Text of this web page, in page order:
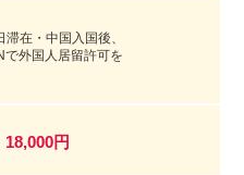
滞在・中国入国後、
外国人居留許可を
18,000円